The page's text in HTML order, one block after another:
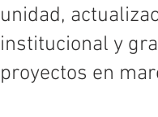
unidad,
institucional y
proyectos en